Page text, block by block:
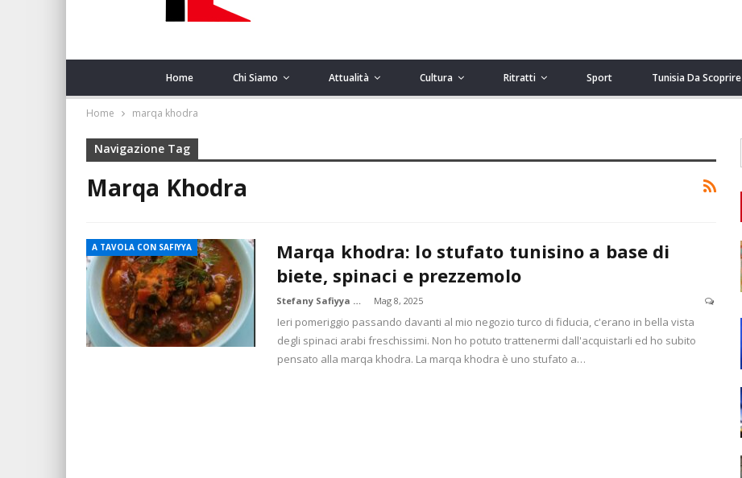
Home Chi Siamo Attualità Cultura Ritratti Sport Tunisia Da Scoprire
Home marqa khodra
Navigazione Tag
Marqa Khodra
A TAVOLA CON SAFIYYA
Marqa khodra: lo stufato tunisino a base di
biete, spinaci e prezzemolo
Stefany Safiyya Borile Mag 8, 2025
Ieri pomeriggio passando davanti al mio negozio turco di fiducia, c'erano in bella vista
degli spinaci arabi freschissimi. Non ho potuto trattenermi dall'acquistarli ed ho subito
pensato alla marqa khodra. La marqa khodra è uno stufato a…